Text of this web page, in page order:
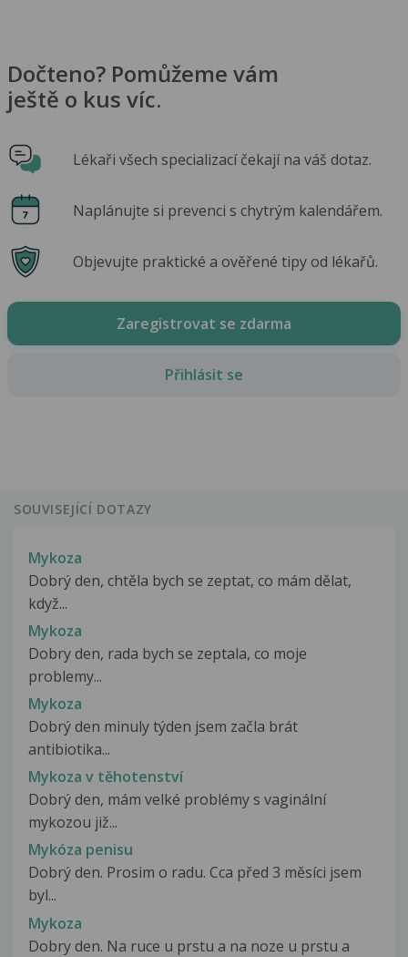
Dočteno? Pomůžeme vám
ještě o kus víc.
Lékaři všech specializací čekají na váš dotaz.
Naplánujte si prevenci s chytrým kalendářem.
Objevujte praktické a ověřené tipy od lékařů.
Zaregistrovat se zdarma
Přihlásit se
SOUVISEJÍCÍ DOTAZY
Mykoza
Dobrý den, chtěla bych se zeptat, co mám dělat,
když...
Mykoza
Dobry den, rada bych se zeptala, co moje
problemy...
Mykoza
Dobrý den minuly týden jsem začla brát
antibiotika...
Mykoza v těhotenství
Dobrý den, mám velké problémy s vaginální
mykozou již...
Mykóza penisu
Dobrý den. Prosim o radu. Cca před 3 měsíci jsem
byl...
Mykoza
Dobry den. Na ruce u prstu a na noze u prstu a